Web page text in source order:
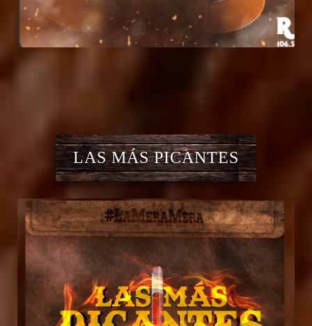
LAS MÁS PICANTES